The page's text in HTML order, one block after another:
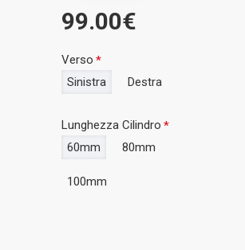
99.00€
Verso
Sinistra
Destra
Lunghezza Cilindro
60mm
80mm
100mm